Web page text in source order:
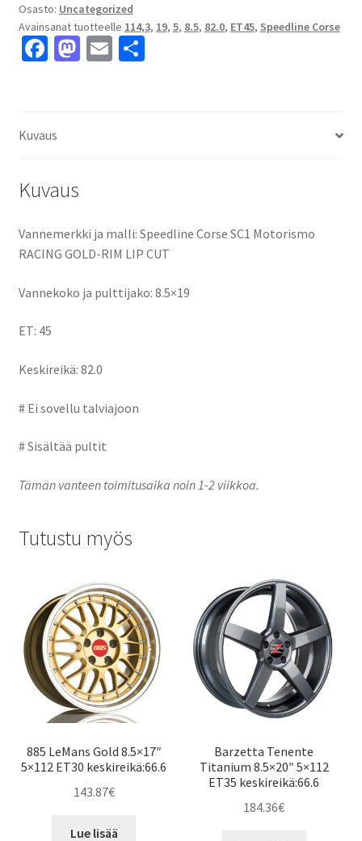
Osasto: Uncategorized
Avainsanat tuotteelle 114,3, 19, 5, 8.5, 82.0, ET45, Speedline Corse
Fa
o
M E S
Kuvaus
Kuvaus
Vannemerkki ja malli: Speedline Corse SC1 Motorismo
RACING GOLD-RIM LIP CUT
Vannekoko ja pulttijako: 8.5×19
ET: 45
Keskireikä: 82.0
# Ei sovellu talviajoon
# Sisältää pultit
Tämän vanteen toimitusaika noin 1-2 viikkoa.
Tutustu myös
885 LeMans Gold 8.5×17″
5×112 ET30 keskireikä:66.6
143.87€
Lue lisää
Barzetta Tenente
Titanium 8.5×20″ 5×112
ET35 keskireikä:66.6
184.36€